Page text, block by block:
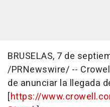
BRUSELAS, 7 de
/PRNewswire/ --
de anunciar la llegada
[https://